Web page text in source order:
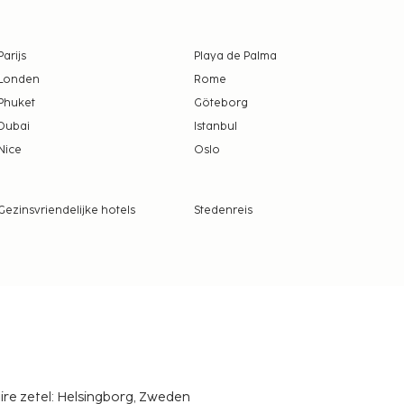
Parijs
Playa de Palma
Londen
Rome
Phuket
Göteborg
Dubai
Istanbul
Nice Oslo
hotels
Stedenreis
zetel: Helsingborg, Zweden